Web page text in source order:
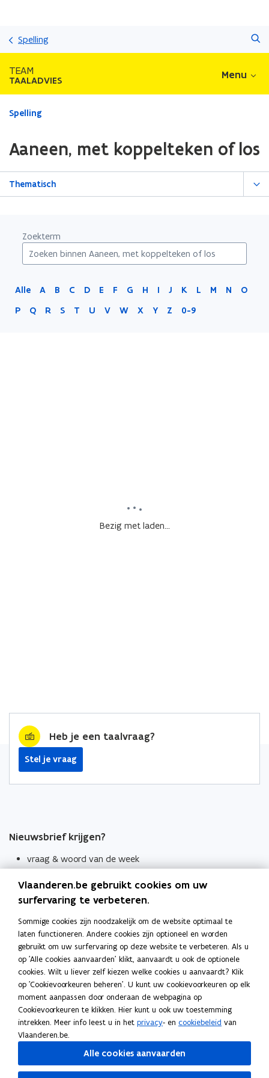
Spelling
TEAM
TAALADVIES Menu
Gedaan
zich
op:
Aaneen,
Spelling
Aaneen, met koppelteken of los
Thematisch
Zoekterm
Alle A B C D E F G H I J K L M N
O
P
Q R S T U V W X Y Z 0-9
Bezig met laden...
Heb je een taalvraag?
Stel je vraag
Nieuwsbrief krijgen?
vraag & woord van de week
Schrijf je in
Thema's
Taaladviezen
Spellingregels
Tips voor duidelijke taal
Bekijk ook
Spellingtests
Boek- en webwijzer
Vlaanderen.be gebruikt cookies om uw
surfervaring te verbeteren.
Sommige cookies zijn noodzakelijk om de website optimaal te
laten functioneren. Andere cookies zijn optioneel en worden
gebruikt om uw surfervaring op deze website te verbeteren. Als u
op 'Alle cookies aanvaarden' klikt, aanvaardt u ook de optionele
cookies. Wilt u liever zelf kiezen welke cookies u aanvaardt? Klik
op 'Cookievoorkeuren beheren'. U kunt uw cookievoorkeuren op elk
moment aanpassen door onderaan de webpagina op
Cookievoorkeuren te klikken. Hier kunt u ook uw toestemming
intrekken. Meer info leest u in het privacy- en cookiebeleid van
Vlaanderen.be.
Alle cookies aanvaarden